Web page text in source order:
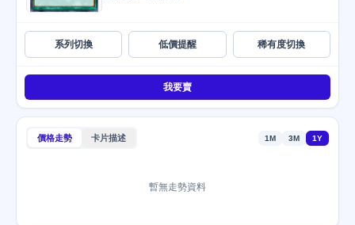
系列切換 低價提醒 稀有度切換
我要賣
價格走勢 卡片描述 1M 3M 1Y
暫無走勢資料